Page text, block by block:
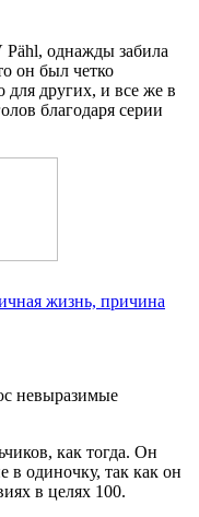
однажды забила
он был четко
для других, и все же в
благодаря серии
жизнь, причина
невыразимые
как тогда. Он
в одиночку, так как он
в целях 100.